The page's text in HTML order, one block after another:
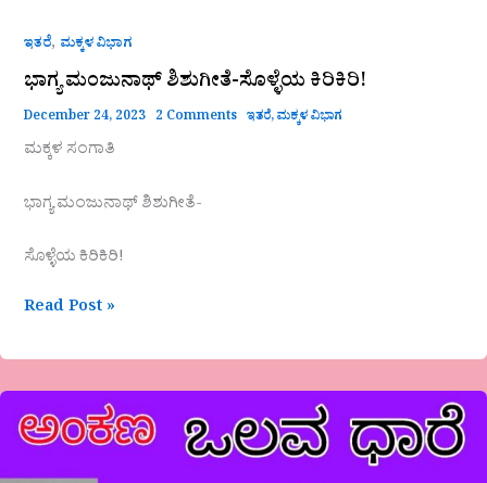
ಇತರೆ, ಮಕ್ಕಳ ವಿಭಾಗ
ಭಾಗ್ಯ ಮಂಜುನಾಥ್ ಶಿಶುಗೀತೆ-ಸೊಳ್ಳೆಯ ಕಿರಿಕಿರಿ!
December 24, 2023 2 Comments ಇತರೆ,ಮಕ್ಕಳ ವಿಭಾಗ
ಮಕ್ಕಳ ಸಂಗಾತಿ
ಭಾಗ್ಯ ಮಂಜುನಾಥ್ ಶಿಶುಗೀತೆ-
ಸೊಳ್ಳೆಯ ಕಿರಿಕಿರಿ!
Read Post »